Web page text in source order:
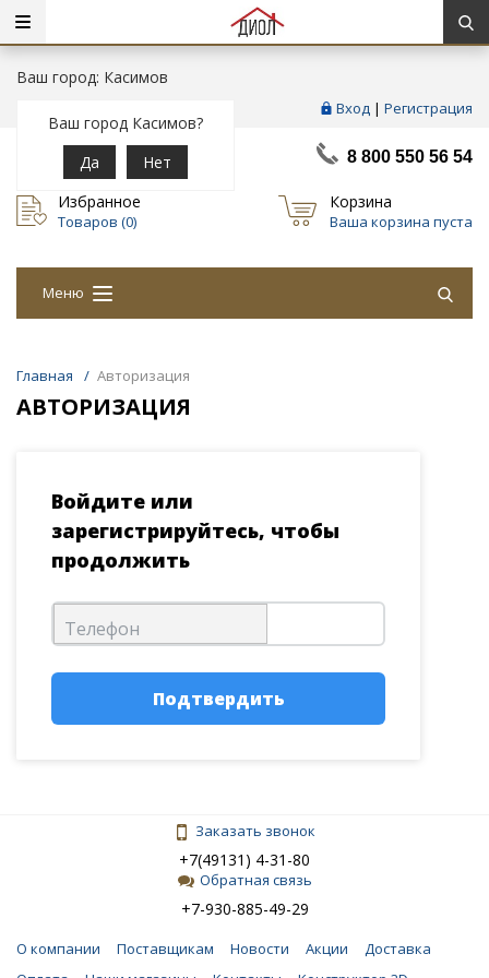
Ваш город: Касимов
Ваш город Касимов?
Да
Нет
Вход | Регистрация
8 800 550 56 54
Избранное
Товаров (0)
Корзина
Ваша корзина пуста
Меню
Главная / Авторизация
АВТОРИЗАЦИЯ
Войдите или
зарегистрируйтесь, чтобы
продолжить
Телефон
Подтвердить
Заказать звонок
+7(49131) 4-31-80
Обратная связь
+7-930-885-49-29
О компании Поставщикам Новости Акции
Доставка